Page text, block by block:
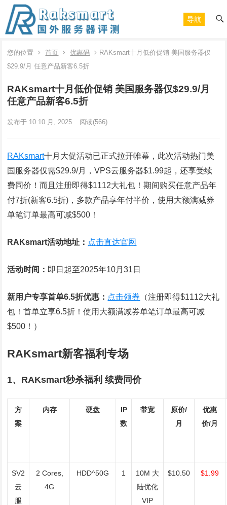
导航
您的位置 首页 优惠码
RAKsmart十月低价促销 美国服务器仅
$29.9/月 任意产品新客6.5折
RAKsmart十月低价促销 美国服务器仅$29.9/月
任意产品新客6.5折
发布于 10 10 月, 2025 阅读(566)
RAKsmart十月大促活动已正式拉开帷幕，此次活动热门美
国服务器仅需$29.9/月，VPS云服务器$1.99起，还享受续
费同价！而且注册即得$1112大礼包！期间购买任意产品年
付7折(新客6.5折)，多款产品享年付半价，使用大额满减券
单笔订单最高可减$500！
RAKsmart活动地址： 点击直达官网
活动时间： 即日起至2025年10月31日
新用户专享首单6.5折优惠： 点击领券 （注册即得$1112大礼
包！首单立享6.5折！使用大额满减券单笔订单最高可减
$500！）
RAKsmart新客福利专场
1、RAKsmart秒杀福利 续费同价
方
案
内存 硬盘
IP
数
带宽
原价/
月
优惠
价/月
SV2
云
服
2 Cores,
4G
HDD^50G 1
10M 大
陆优化
VIP
$10.50 $1.99